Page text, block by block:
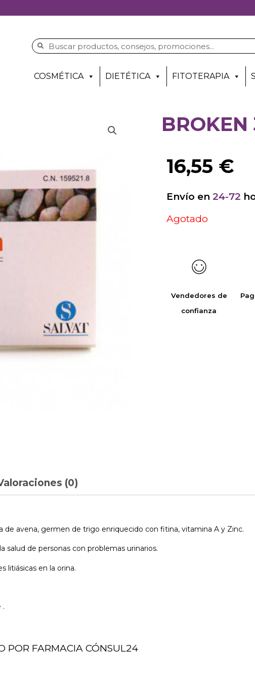
COSMÉTICA DIETÉTICA FITOTERAPIA
16,55 €
Envío en 24-72
Agotado
Vendedores de
confianza
(0)
avena, germen de trigo enriquecido con fitina, vitamina A y Zinc.
salud de personas con problemas urinarios.
litiásicas en la orina.
.
POR FARMACIA CÓNSUL24